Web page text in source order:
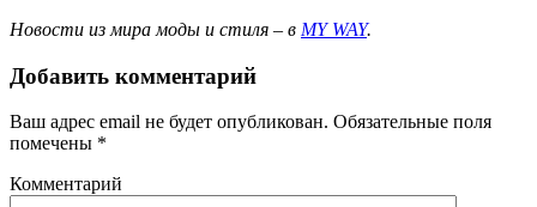
Новости из мира моды и стиля – в MY WAY.
Добавить комментарий
Ваш адрес email не будет опубликован. Обязательные поля
помечены *
Комментарий